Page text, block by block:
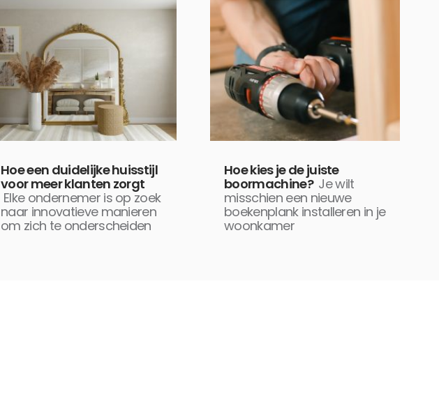
Hoe een duidelijke huisstijl
voor meer klanten zorgt
Elke ondernemer is op zoek
naar innovatieve manieren
om zich te onderscheiden
Hoe kies je de juiste
boormachine? Je wilt
misschien een nieuwe
boekenplank installeren in je
woonkamer